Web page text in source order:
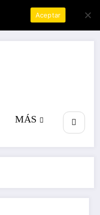
MÁS
Aceptar